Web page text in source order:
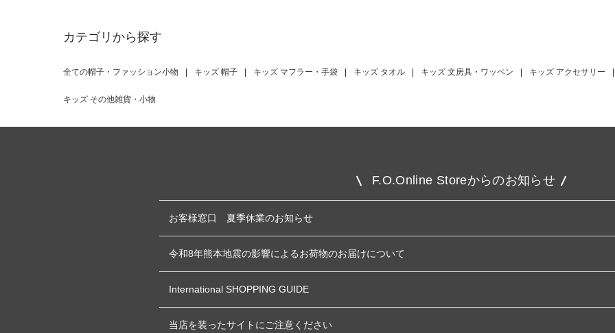
カテゴリから探す
全ての帽子・ファッション小物 | キッズ 帽子 | キッズ マフラー・手袋 | キッズ タオル | キッズ 文房具・ワッペン | キッズ アクセサリー |
キッズ その他雑貨・小物
F.O.Online Storeからのお知らせ
お客様窓口 夏季休業のお知らせ
令和8年熊本地震の影響によるお荷物のお届けについて
International SHOPPING GUIDE
当店を装ったサイトにご注意ください